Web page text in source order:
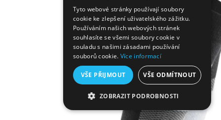
Tyto webové stránky používají soubory
cookie ke zlepšení uživatelského zážitku.
Používáním našich webových stránek
souhlasíte se všemi soubory cookie v
souladu s našimi zásadami používání
souborů cookie. Více informací
VŠE PŘIJMOUT VŠE ODMÍTNOUT
ZOBRAZIT PODROBNOSTI
NEZBYTNĚ NUTNÉ SOUBORY